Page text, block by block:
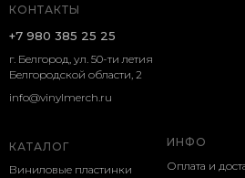
КОНТАКТЫ
г. Белгород, ул. 50-ти летия
Белгородской области, 2
КАТАЛОГ
Виниловые пластинки
ИНФО
Оплата и
+7 980 385 25 25
info@vinylmerch.ru